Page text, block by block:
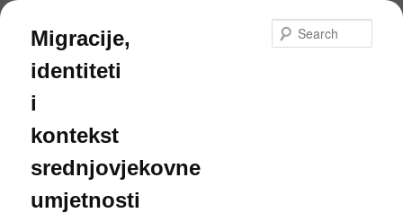
Skip
primary
content
Migracije,
identiteti
i
kontekst
srednjovjekovne
umjetnosti